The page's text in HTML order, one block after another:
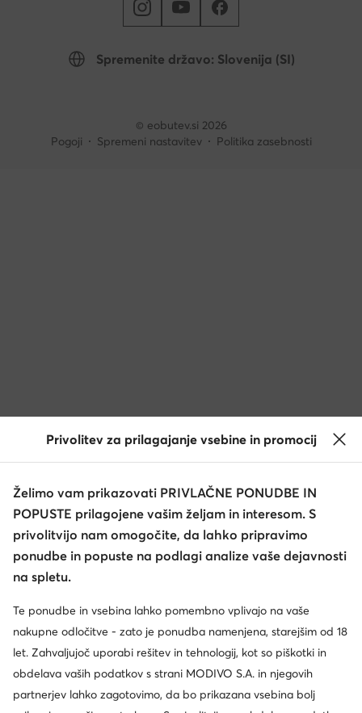
Spremenite državo: Slovenija (SI)
© eobutev.si 2026
Pogoji
Spremeni nastavitev Politika zasebnosti
Privolitev za prilagajanje vsebine in promocij
Želimo vam prikazovati PRIVLAČNE PONUDBE IN
POPUSTE prilagojene vašim željam in interesom. S
privolitvijo nam omogočite, da lahko pripravimo
ponudbe in popuste na podlagi analize vaše dejavnosti
na spletu.
Te ponudbe in vsebina lahko pomembno vplivajo na vaše
nakupne odločitve - zato je ponudba namenjena, starejšim od 18
let. Zahvaljujoč uporabi rešitev in tehnologij, kot so piškotki in
obdelava vaših podatkov s strani MODIVO S.A. in njegovih
partnerjev lahko zagotovimo, da bo prikazana vsebina bolj